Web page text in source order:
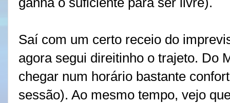
Saí com um certo receio do
agora segui direitinho o trajeto. Do
chegar num horário bastante
sessão). Ao mesmo tempo, vejo